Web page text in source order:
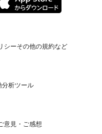
シーその他の規約など
分析ツール
意見・ご感想